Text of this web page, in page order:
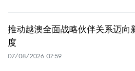
推动越澳全面战略伙伴关系迈向
度
07/08/2026 07:59